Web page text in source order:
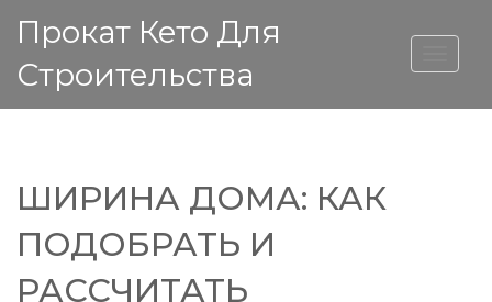
Прокат Кето Для
Строительства
ВЫСОТА ДОМА
ШИРИНА ДОМА: КАК
ПОДОБРАТЬ И
РАССЧИТАТЬ